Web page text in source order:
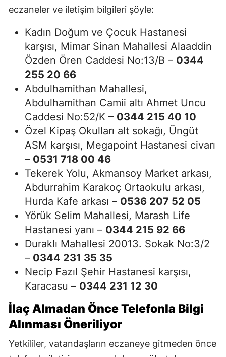
eczaneler ve iletişim bilgileri şöyle:
Kadın Doğum ve Çocuk Hastanesi
karşısı, Mimar Sinan Mahallesi Alaaddin
Özden Ören Caddesi No:13/B – 0344
255 20 66
Abdulhamithan Mahallesi,
Abdulhamithan Camii altı Ahmet Uncu
Caddesi No:52/K – 0344 215 40 10
Özel Kipaş Okulları alt sokağı, Üngüt
ASM karşısı, Megapoint Hastanesi civarı
– 0531 718 00 46
Tekerek Yolu, Akmansoy Market arkası,
Abdurrahim Karakoç Ortaokulu arkası,
Hurda Kafe arkası – 0536 207 52 05
Yörük Selim Mahallesi, Marash Life
Hastanesi yanı – 0344 215 92 66
Duraklı Mahallesi 20013. Sokak No:3/2
– 0344 231 35 35
Necip Fazıl Şehir Hastanesi karşısı,
Karacasu – 0344 231 12 30
İlaç Almadan Önce Telefonla Bilgi
Alınması Öneriliyor
Yetkililer, vatandaşların eczaneye gitmeden önce